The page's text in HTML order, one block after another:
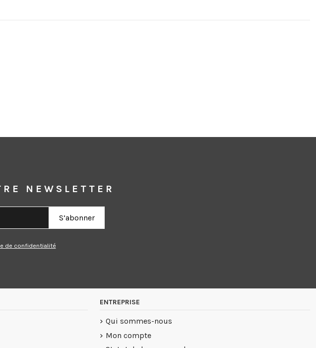
NEWSLETTER
de confidentialité
ENTREPRISE
Qui sommes-nous
Mon compte